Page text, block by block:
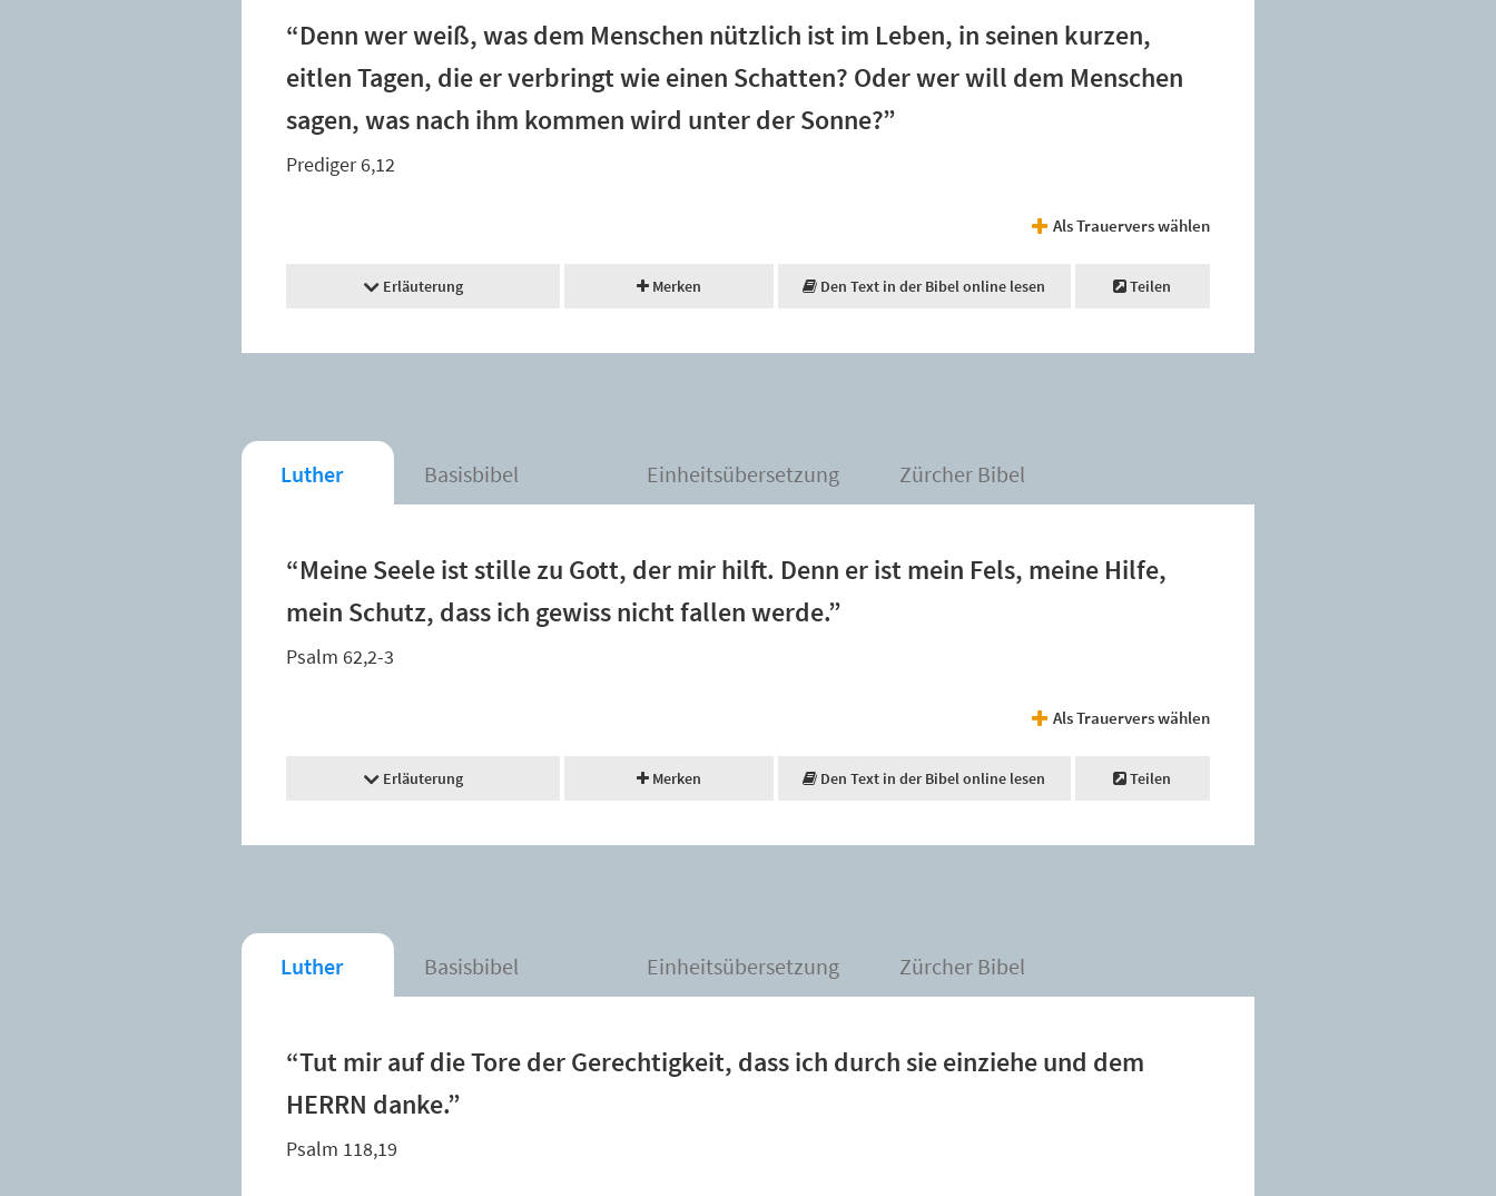
“Denn wer weiß, was dem Menschen nützlich ist im Leben, in seinen kurzen,
eitlen Tagen, die er verbringt wie einen Schatten? Oder wer will dem Menschen
sagen, was nach ihm kommen wird unter der Sonne?”
Prediger 6,12
Als Trauervers wählen
Erläuterung Merken Den Text in der Bibel online lesen Teilen
Luther Basisbibel Einheitsübersetzung Zürcher Bibel
“Meine Seele ist stille zu Gott, der mir hilft. Denn er ist mein Fels, meine Hilfe,
mein Schutz, dass ich gewiss nicht fallen werde.”
Psalm 62,2-3
Als Trauervers wählen
Erläuterung Merken Den Text in der Bibel online lesen Teilen
Luther Basisbibel Einheitsübersetzung Zürcher Bibel
“Tut mir auf die Tore der Gerechtigkeit, dass ich durch sie einziehe und dem
HERRN danke.”
Psalm 118,19